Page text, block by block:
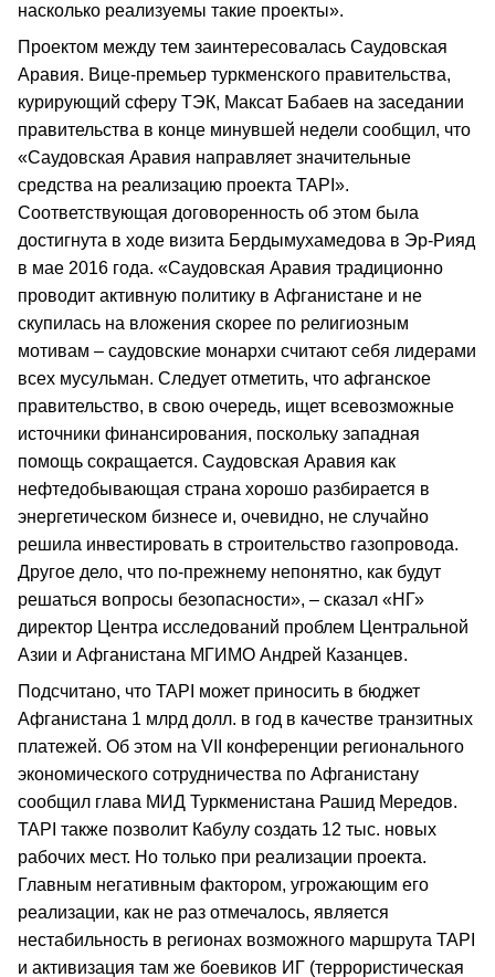
насколько реализуемы такие проекты».
Проектом между тем заинтересовалась Саудовская
Аравия. Вице-премьер туркменского правительства,
курирующий сферу ТЭК, Максат Бабаев на заседании
правительства в конце минувшей недели сообщил, что
«Саудовская Аравия направляет значительные
средства на реализацию проекта ТАPI».
Соответствующая договоренность об этом была
достигнута в ходе визита Бердымухамедова в Эр-Рияд
в мае 2016 года. «Саудовская Аравия традиционно
проводит активную политику в Афганистане и не
скупилась на вложения скорее по религиозным
мотивам – саудовские монархи считают себя лидерами
всех мусульман. Следует отметить, что афганское
правительство, в свою очередь, ищет всевозможные
источники финансирования, поскольку западная
помощь сокращается. Саудовская Аравия как
нефтедобывающая страна хорошо разбирается в
энергетическом бизнесе и, очевидно, не случайно
решила инвестировать в строительство газопровода.
Другое дело, что по-прежнему непонятно, как будут
решаться вопросы безопасности», – сказал «НГ»
директор Центра исследований проблем Центральной
Азии и Афганистана МГИМО Андрей Казанцев.
Подсчитано, что ТАPI может приносить в бюджет
Афганистана 1 млрд долл. в год в качестве транзитных
платежей. Об этом на VII конференции регионального
экономического сотрудничества по Афганистану
сообщил глава МИД Туркменистана Рашид Мередов.
TAPI также позволит Кабулу создать 12 тыс. новых
рабочих мест. Но только при реализации проекта.
Главным негативным фактором, угрожающим его
реализации, как не раз отмечалось, является
нестабильность в регионах возможного маршрута TAPI
и активизация там же боевиков ИГ (террористическая